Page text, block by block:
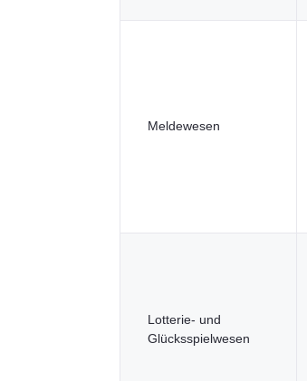
Meldewesen
Lotterie- und
Glücksspielwesen